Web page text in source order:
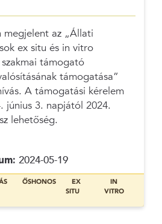
megjelent az „Állati
ex situ és in vitro
támogató
támogatása”
A támogatási kérelem
június 3. napjától 2024.
lehetőség.
2024-05-19
ŐSHONOS
EX
SITU
IN
VITRO